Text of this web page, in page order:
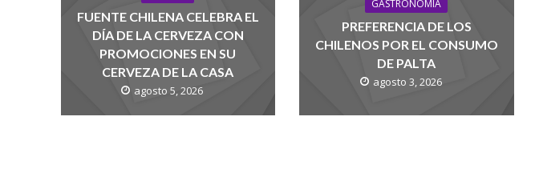
FUENTE CHILENA CELEBRA EL
DÍA DE LA CERVEZA CON
PROMOCIONES EN SU
CERVEZA DE LA CASA
agosto 5, 2026
GASTRONOMIA
PREFERENCIA DE LOS
CHILENOS POR EL CONSUMO
DE PALTA
agosto 3, 2026